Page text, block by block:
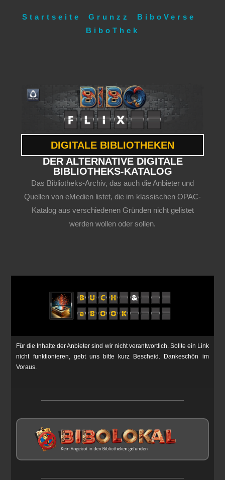
Startseite Grunzz
BiboVerse
BiboThek
DIGITALE BIBLIOTHEKEN
DER ALTERNATIVE DIGITALE
BIBLIOTHEKS-KATALOG
Das Bibliotheks-Archiv, das auch die Anbieter und
Quellen von eMedien listet, die im klassischen OPAC-
Katalog aus verschiedenen Gründen nicht gelistet
werden wollen oder sollen.
Für die Inhalte der Anbieter sind wir nicht verantwortlich. Sollte ein Link
nicht funktionieren, gebt uns bitte kurz Bescheid. Dankeschön im
Voraus.